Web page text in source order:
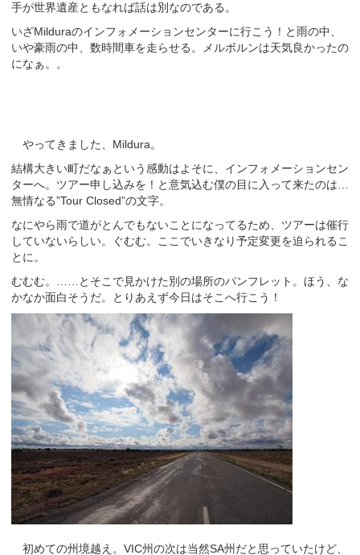
手が世界遺産ともなれば話は別なのである。
いざMilduraのインフォメーションセンターに行こう！と雨の中、
いや豪雨の中、数時間車を走らせる。メルボルンは天気良かったの
になぁ。。
やってきました、Mildura。
結構大きい町だなぁという感動はよそに、インフォメーションセン
ターへ。ツアー申し込みを！と意気込む僕の目に入って来たのは…
無情なる”Tour Closed”の文字。
なにやら雨で道がとんでもないことになってるため、ツアーは催行
していないらしい。ぐむむ。ここでいきなり予定変更を迫られるこ
とに。
むむむ。……とそこで見かけた別の場所のパンフレット。ほう、な
かなか面白そうだ。とりあえず今日はそこへ行こう！
初めての州境越え。VIC州の次は当然SA州だと思っていたけど、